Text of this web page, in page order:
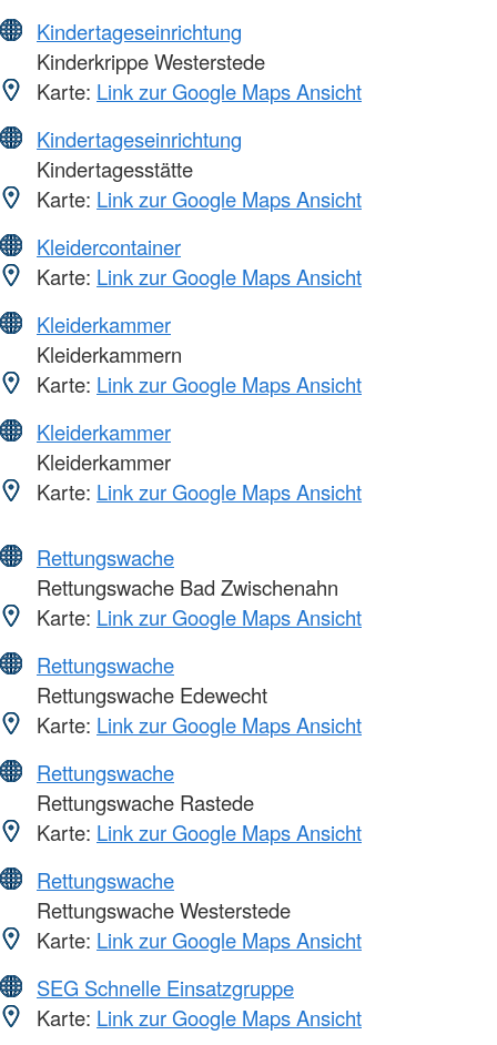
Kindertageseinrichtung
Kinderkrippe Westerstede
Karte: Link zur Google Maps Ansicht
Kindertageseinrichtung
Kindertagesstätte
Karte: Link zur Google Maps Ansicht
Kleidercontainer
Karte: Link zur Google Maps Ansicht
Kleiderkammer
Kleiderkammern
Karte: Link zur Google Maps Ansicht
Kleiderkammer
Kleiderkammer
Karte: Link zur Google Maps Ansicht
Rettungswache
Rettungswache Bad Zwischenahn
Karte: Link zur Google Maps Ansicht
Rettungswache
Rettungswache Edewecht
Karte: Link zur Google Maps Ansicht
Rettungswache
Rettungswache Rastede
Karte: Link zur Google Maps Ansicht
Rettungswache
Rettungswache Westerstede
Karte: Link zur Google Maps Ansicht
SEG Schnelle Einsatzgruppe
Karte: Link zur Google Maps Ansicht